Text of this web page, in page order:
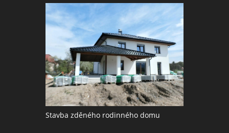
Stavba zděného rodinného domu